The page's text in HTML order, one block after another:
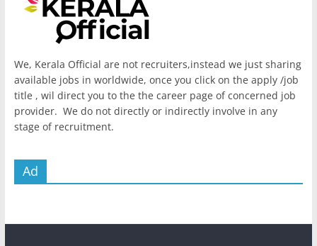
We, Kerala Official are not recruiters,instead we just sharing
available jobs in worldwide, once you click on the apply /job
title , wil direct you to the the career page of concerned job
provider. We do not directly or indirectly involve in any
stage of recruitment.
Ad